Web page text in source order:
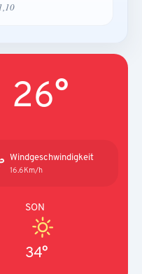
26°
Windgeschwindigkeit
16.6Km/h
SON
34°